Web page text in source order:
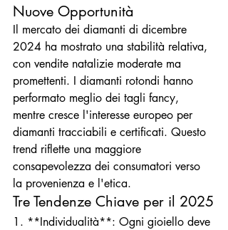
Nuove Opportunità
Il mercato dei diamanti di dicembre
2024 ha mostrato una stabilità relativa,
con vendite natalizie moderate ma
promettenti. I diamanti rotondi hanno
performato meglio dei tagli fancy,
mentre cresce l'interesse europeo per
diamanti tracciabili e certificati. Questo
trend riflette una maggiore
consapevolezza dei consumatori verso
la provenienza e l'etica.
Tre Tendenze Chiave per il 2025
1. **Individualità**: Ogni gioiello deve